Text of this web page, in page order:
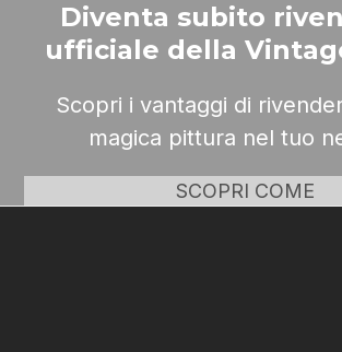
Diventa subito
ufficiale della
Scopri i vantaggi di
magica pittura nel tuo
SCOPRI COME